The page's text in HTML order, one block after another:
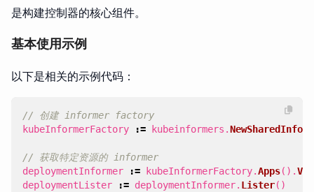
是构建控制器的核心组件。
基本使用示例
以下是相关的示例代码：
// 创建 informer factory
kubeInformerFactory
:= kubeinformers .
// 获取特定资源的 informer
deploymentInformer
:= kubeInformerFactory.Apps().V1
deploymentLister
:= deploymentInformer. Lister()